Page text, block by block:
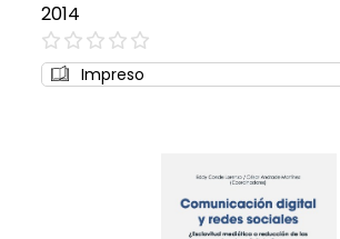
2014
0%
Impreso